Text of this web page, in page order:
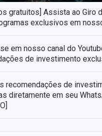
gratuitos] Assista ao Giro
exclusivos em
em nosso canal do
de investimento
recomendações de
diretamente em seu